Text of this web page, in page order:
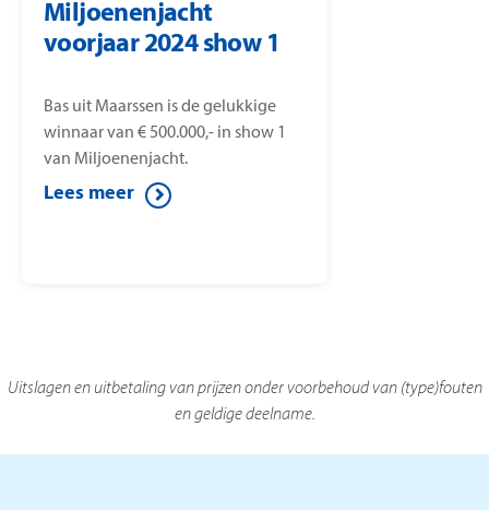
Miljoenenjacht
voorjaar 2024 show 1
Bas uit Maarssen is de gelukkige
winnaar van € 500.000,- in show 1
van Miljoenenjacht.
Lees meer
Uitslagen en uitbetaling van prijzen onder voorbehoud van (type)fouten
en geldige deelname.